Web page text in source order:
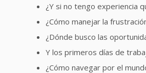
¿Y si no tengo experiencia
¿Cómo manejar la
¿Dónde busco las
Y los primeros días de
¿Cómo navegar por el